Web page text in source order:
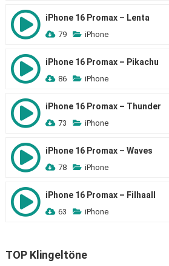
iPhone 16 Promax – Lenta
79 iPhone
iPhone 16 Promax – Pikachu
86 iPhone
iPhone 16 Promax – Thunder
73 iPhone
iPhone 16 Promax – Waves
78 iPhone
iPhone 16 Promax – Filhaall
63 iPhone
TOP Klingeltöne